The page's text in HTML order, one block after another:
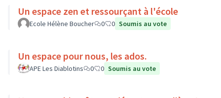
Un espace zen et ressourçant à l'école
Ecole Hélène Boucher 0 0 Soumis au vote
Un espace pour nous, les ados.
APE Les Diablotins 0 0 Soumis au vote